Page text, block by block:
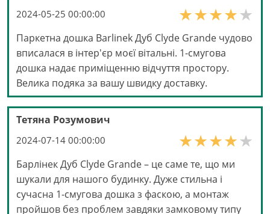
2024-05-25 00:00:00
Паркетна дошка Barlinek Дуб Clyde Grande чудово
вписалася в інтер'єр моєї вітальні. 1-смугова
дошка надає приміщенню відчуття простору.
Велика подяка за вашу швидку доставку.
Тетяна Розумович
2024-07-14 00:00:00
Барлінек Дуб Clyde Grande – це саме те, що ми
шукали для нашого будинку. Дуже стильна і
сучасна 1-смугова дошка з фаскою, а монтаж
пройшов без проблем завдяки замковому типу